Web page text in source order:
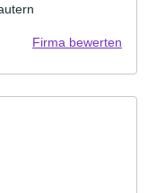
Firma bewerten